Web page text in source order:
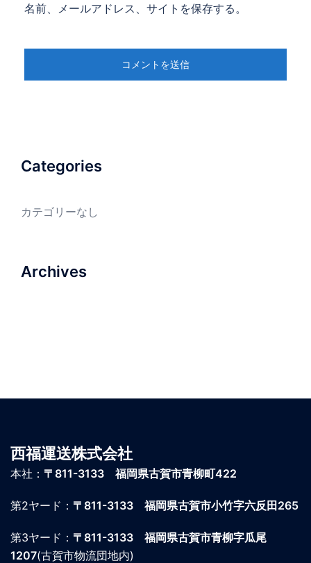
名前、メールアドレス、サイトを保存する。
Categories
カテゴリーなし
Archives
西福運送株式会社
本社： 〒811-3133 福岡県古賀市青柳町422
第2ヤード： 〒811-3133 福岡県古賀市小竹字六反田265
第3ヤード： 〒811-3133 福岡県古賀市青柳字瓜尾
1207(古賀市物流団地内)